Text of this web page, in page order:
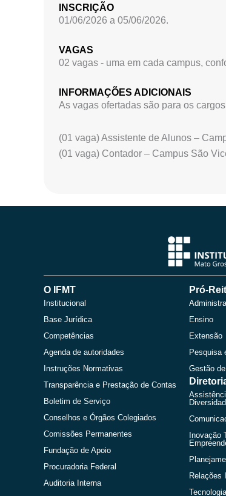
INSCRIÇÃO
01/06/2026 a 05/06/2026.
VAGAS
02 vagas - uma em cada campus,
INFORMAÇÕES ADICIONAIS
As vagas ofertadas são para os
(01 vaga) Assistente de Alunos –
(01 vaga) Contador – Campus São
O IFMT
Institucional
Base Jurídica
Competências
Agenda de autoridades
Instruções Normativas
Transparência e Prestação de Contas
Boletim de Serviço
Conselhos e Órgãos Colegiados
Comissões Permanentes
Fundação de Apoio
Procuradoria Federal
Auditoria Interna
Pró-
Ensino
Extensão
Pesquisa
Gestão
Inovação
Relações